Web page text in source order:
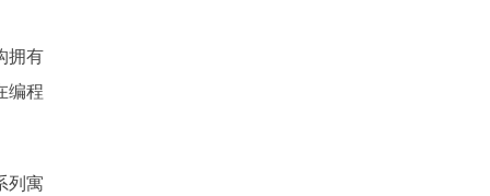
拥有
编程
列寓